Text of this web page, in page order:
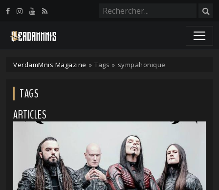
VerdamMnis Magazine » Tags » sympahonique
TAGS
ARTICLES
Panneau de gestion des cookies